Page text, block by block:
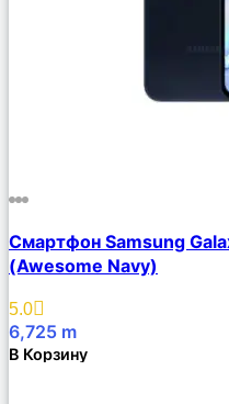
Описание
Избранное
Смартфон Samsung
(Awesome Navy)
5.0
6,725 m
В Корзину